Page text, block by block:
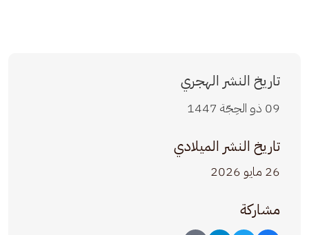
تاريخ النشر الهجري
09 ذو الحِجّة 1447
تاريخ النشر الميلادي
26 مايو 2026
مشاركة